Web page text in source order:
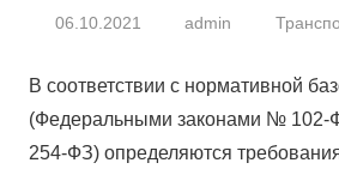
06.10.2021 admin
В соответствии с нормативной
(Федеральными законами №
254-ФЗ) определяются